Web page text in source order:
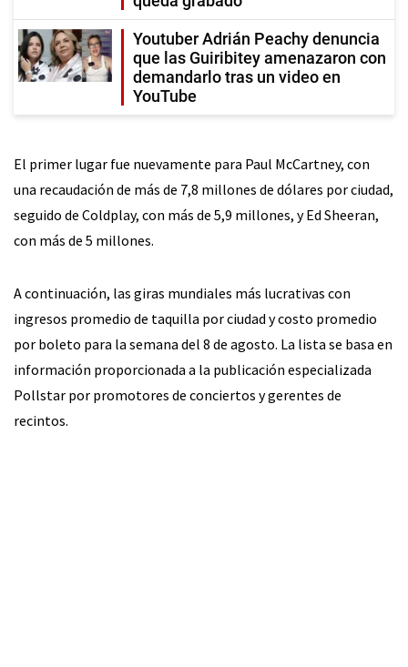
Youtuber Adrián Peachy denuncia
que las Guiribitey amenazaron con
demandarlo tras un video en
YouTube
El primer lugar fue nuevamente para Paul McCartney, con
una recaudación de más de 7,8 millones de dólares por ciudad,
seguido de Coldplay, con más de 5,9 millones, y Ed Sheeran,
con más de 5 millones.
A continuación, las giras mundiales más lucrativas con
ingresos promedio de taquilla por ciudad y costo promedio
por boleto para la semana del 8 de agosto. La lista se basa en
información proporcionada a la publicación especializada
Pollstar por promotores de conciertos y gerentes de
recintos.